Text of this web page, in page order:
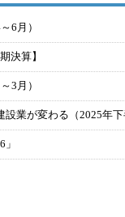
6月）
決算】
3月）
業が変わる（2025年下